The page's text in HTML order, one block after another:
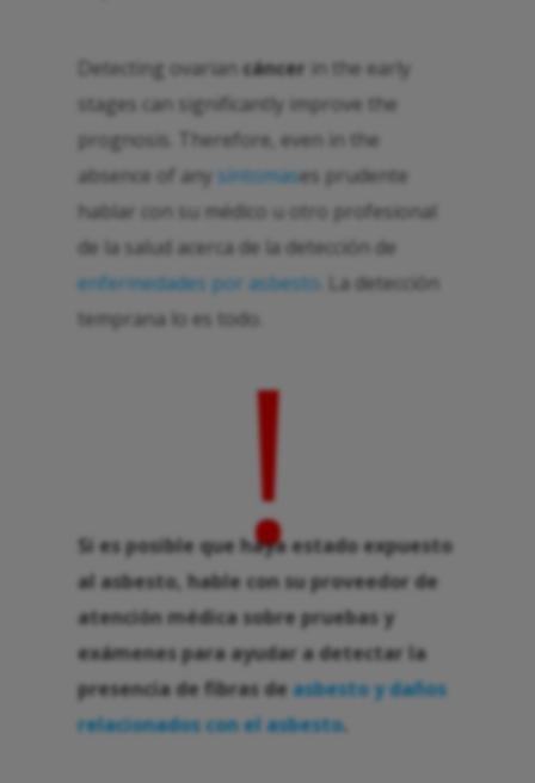
Detecting ovarian cáncer in the early
stages can significantly improve the
prognosis. Therefore, even in the
absence of any síntomases prudente
hablar con su médico u otro profesional
de la salud acerca de la detección de
enfermedades por asbesto . La detección
temprana lo es todo.!
Si es posible que haya estado expuesto
al asbesto, hable con su proveedor de
atención médica sobre pruebas y
exámenes para ayudar a detectar la
presencia de fibras de asbesto y daños
relacionados con el asbesto.